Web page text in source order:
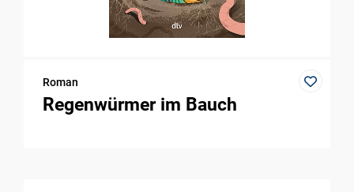
Roman
Regenwürmer im Bauch